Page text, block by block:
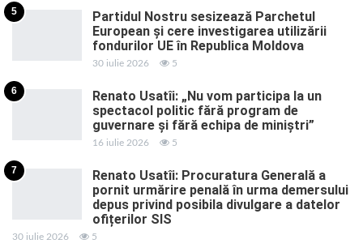
5
Partidul Nostru sesizează Parchetul
European și cere investigarea utilizării
fondurilor UE în Republica Moldova
30 iulie 2026 5
6
Renato Usatîi: „Nu vom participa la un
spectacol politic fără program de
guvernare și fără echipa de miniștri”
16 iulie 2026 5
7
Renato Usatîi: Procuratura Generală a
pornit urmărire penală în urma demersului
depus privind posibila divulgare a datelor
ofițerilor SIS
30 iulie 2026 5